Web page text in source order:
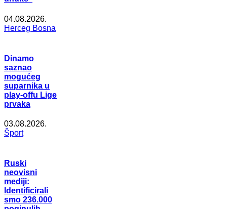
04.08.2026.
Herceg Bosna
Dinamo
saznao
mogućeg
suparnika u
play-offu Lige
prvaka
03.08.2026.
Šport
Ruski
neovisni
mediji:
Identificirali
smo 236.000